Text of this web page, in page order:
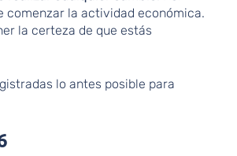
comenzar la actividad económica.
la certeza de que estás
lo antes posible para